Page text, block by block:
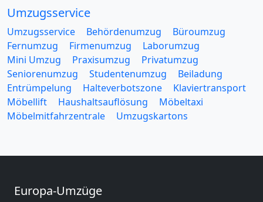
Umzugsservice
Umzugsservice Behördenumzug
Büroumzug
Fernumzug
Firmenumzug
Laborumzug
Mini Umzug
Praxisumzug
Privatumzug
Seniorenumzug
Studentenumzug
Beiladung
Entrümpelung
Halteverbotszone
Klaviertransport
Möbellift
Haushaltsauflösung
Möbeltaxi
Möbelmitfahrzentrale
Umzugskartons
Europa-Umzüge